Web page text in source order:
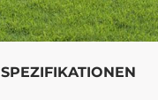
SPEZIFIKATIONEN